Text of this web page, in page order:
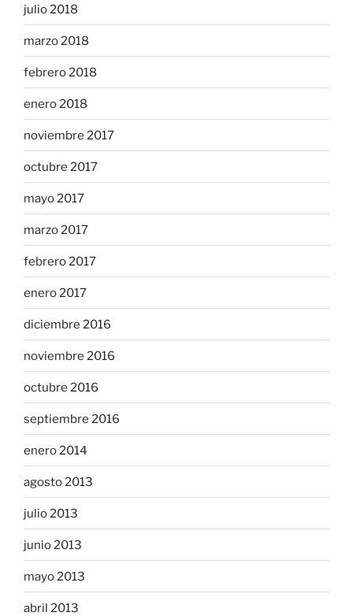
julio 2018
marzo 2018
febrero 2018
enero 2018
noviembre 2017
octubre 2017
mayo 2017
marzo 2017
febrero 2017
enero 2017
diciembre 2016
noviembre 2016
octubre 2016
septiembre 2016
enero 2014
agosto 2013
julio 2013
junio 2013
mayo 2013
abril 2013